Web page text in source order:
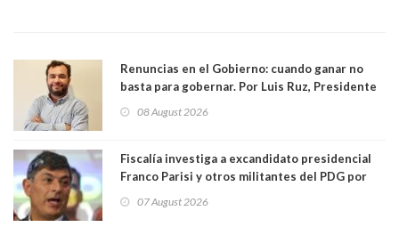
Renuncias en el Gobierno: cuando ganar no
basta para gobernar. Por Luis Ruz, Presidente
08 August 2026
Fiscalía investiga a excandidato presidencial
Franco Parisi y otros militantes del PDG por
07 August 2026